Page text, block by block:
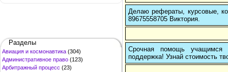
Разделы
Авиация и космонавтика (304)
Административное право (123)
Арбитражный процесс (23)
Делаю рефераты, курсовые,
89675558705 Виктория.
Срочная помощь учащимся в
поддержка! Узнай стоимость